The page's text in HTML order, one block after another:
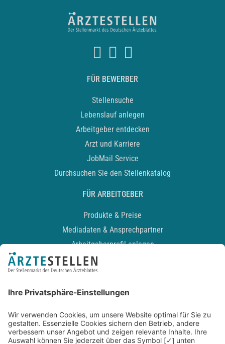
FÜR BEWERBER
Stellensuche
Lebenslauf anlegen
Arbeitgeber entdecken
Arzt und Karriere
JobMail Service
Durchsuchen Sie den Stellenkatalog
FÜR ARBEITGEBER
Produkte & Preise
Mediadaten & Ansprechpartner
Arbeitgeberprofil anlegen
Recruiting-Podcast
Kontakt
Datenschutz